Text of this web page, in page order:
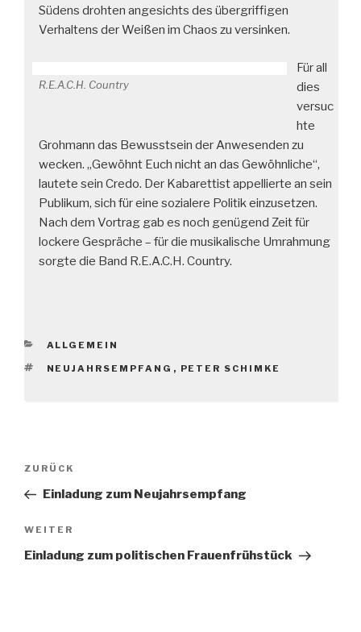
Südens drohten angesichts des übergriffigen
Verhaltens der Weißen im Chaos zu versinken.
R.E.A.C.H. Country
Für all
dies
versuc
hte
Grohmann das Bewusstsein der Anwesenden zu
wecken. „Gewöhnt Euch nicht an das Gewöhnliche“,
lautete sein Credo. Der Kabarettist appellierte an sein
Publikum, sich für eine sozialere Politik einzusetzen.
Nach dem Vortrag gab es noch genügend Zeit für
lockere Gespräche – für die musikalische Umrahmung
sorgte die Band R.E.A.C.H. Country.
KATEGORIEN
ALLGEMEIN
SCHLAGWÖRTER
NEUJAHRSEMPFANG , PETER SCHIMKE
Beitragsnavigation
Vorheriger
Beitrag
ZURÜCK
Einladung zum Neujahrsempfang
Nächster
Beitrag
WEITER
Einladung zum politischen Frauenfrühstück